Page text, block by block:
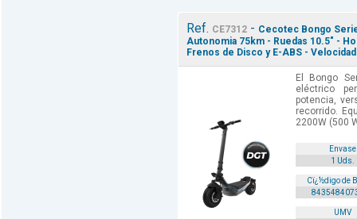
Ref. CE7312- Cecotec Bongo
Autonomia 75km - Ruedas 10.5" -
Frenos de Disco y E-ABS -
El Bongo
eléctrico
potencia,
recorrido.
2200W (500
Envase
1 Uds.
Cï¿½digo de
UMV